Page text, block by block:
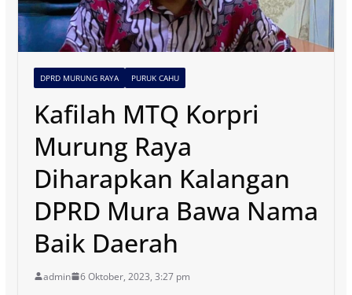
DPRD MURUNG RAYA PURUK CAHU
Kafilah MTQ Korpri
Murung Raya
Diharapkan Kalangan
DPRD Mura Bawa Nama
Baik Daerah
admin 6 Oktober, 2023, 3:27 pm